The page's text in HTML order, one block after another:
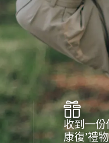
收到一份
康復’禮物